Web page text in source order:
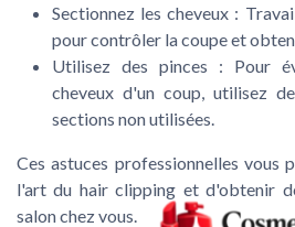
Sectionnez les cheveux :
pour contrôler la coupe et
Utilisez des pinces : Pour
cheveux d'un coup, utilisez
sections non utilisées.
Ces astuces professionnelles vous
l'art du hair clipping et d'obtenir
salon chez vous.